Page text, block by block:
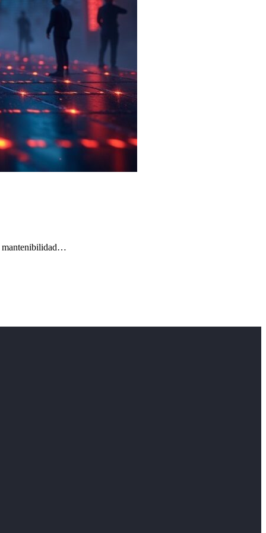
mantenibilidad…